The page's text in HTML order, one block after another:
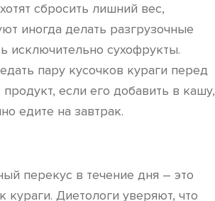
сбросить лишний вес,
иногда делать разгрузочные
исключительно сухофрукты.
пару кусочков кураги перед
если его добавить в кашу,
едите на завтрак.
перекус в течение дня – это
кураги. Диетологи уверяют, что